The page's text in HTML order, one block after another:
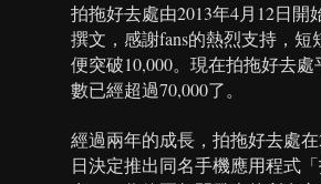
拍拖好去處由2013年4月12日開
撰文，感謝fans的熱烈支持，短
便突破10,000。現在拍拖好去處
數已經超過70,000了。
經過兩年的成長，拍拖好去處在
日決定推出同名手機應用程式